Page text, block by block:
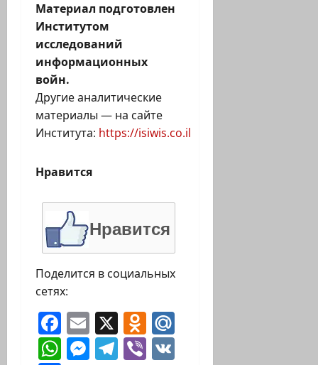
Материал подготовлен
Институтом
исследований
информационных
войн.
Другие аналитические
материалы — на сайте
Института: https://isiwis.co.il
Нравится
Нравится
Поделится в социальных
сетях:
Facebook
Email
X Odnoklassniki
WhatsApp
Messenger
Telegram
Viber